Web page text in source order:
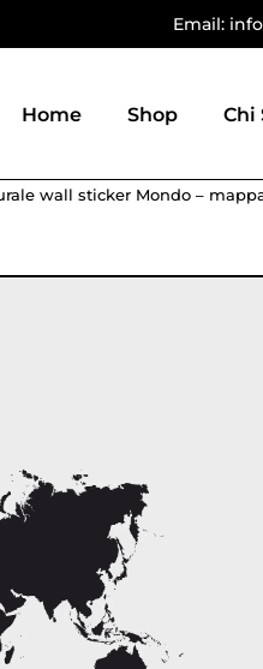
Email:
Home Shop Chi
wall sticker Mondo –